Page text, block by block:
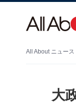
All About ニュース
大